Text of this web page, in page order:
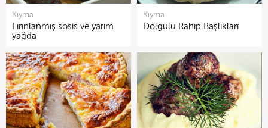
Kıyma
Fırınlanmış sosis ve yarım
yağda
Kıyma
Dolgulu Rahip Başlıkları